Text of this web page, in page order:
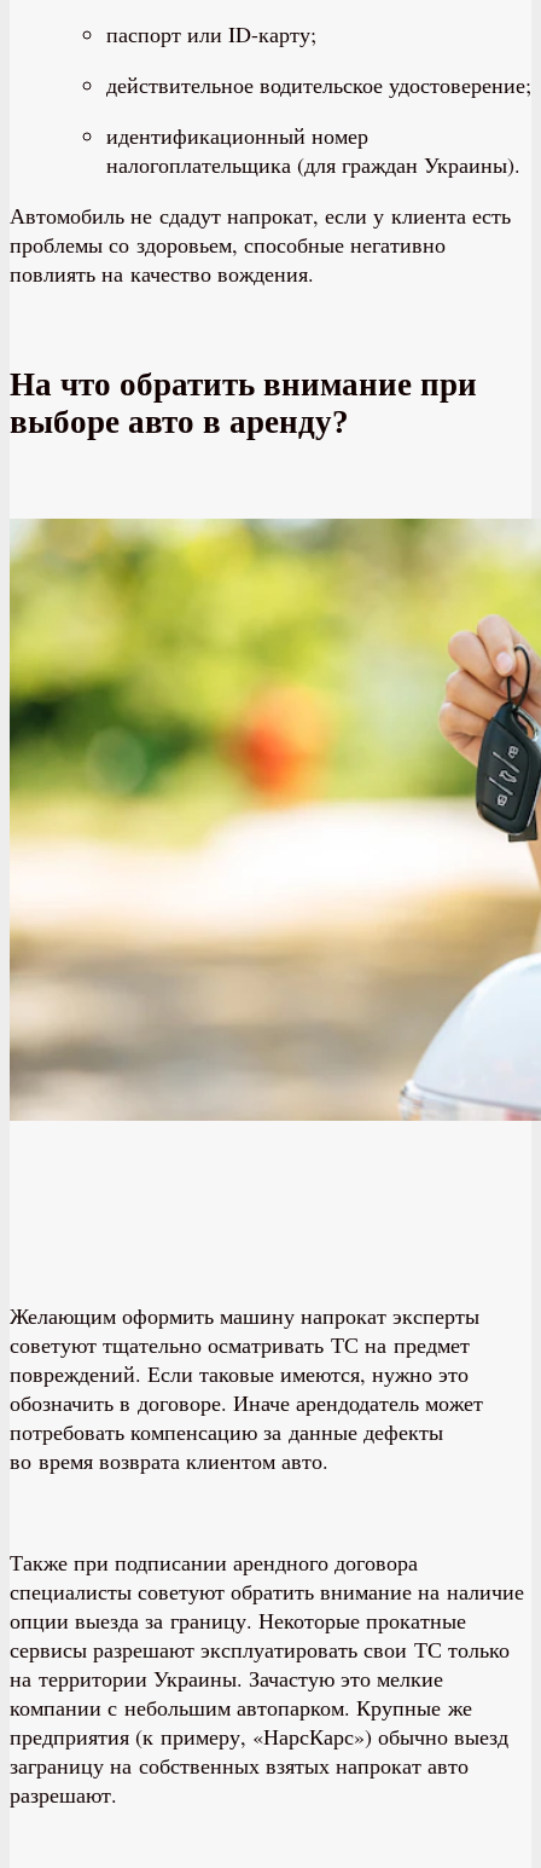
паспорт или ID-карту;
действительное водительское удостоверение;
идентификационный номер
налогоплательщика (для граждан Украины).
Автомобиль не сдадут напрокат, если у клиента есть
проблемы со здоровьем, способные негативно
повлиять на качество вождения.
На что обратить внимание при
выборе авто в аренду?
Желающим оформить машину напрокат эксперты
советуют тщательно осматривать ТС на предмет
повреждений. Если таковые имеются, нужно это
обозначить в договоре. Иначе арендодатель может
потребовать компенсацию за данные дефекты
во время возврата клиентом авто.
Также при подписании арендного договора
специалисты советуют обратить внимание на наличие
опции выезда за границу. Некоторые прокатные
сервисы разрешают эксплуатировать свои ТС только
на территории Украины. Зачастую это мелкие
компании с небольшим автопарком. Крупные же
предприятия (к примеру, «НарсКарс») обычно выезд
заграницу на собственных взятых напрокат авто
разрешают.